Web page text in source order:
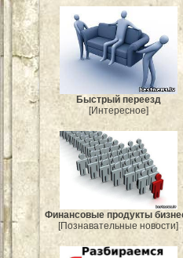
Быстрый переезд
[Интересное]
Финансовые продукты
[Познавательные новости]